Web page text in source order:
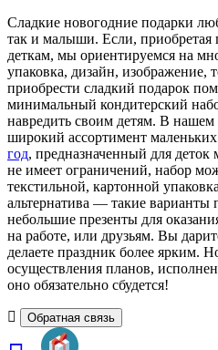
Сладкие новогодние подарки
так и малыши. Если, приобретая
деткам, мы ориентируемся на
упаковка, дизайн, изображение,
приобрести сладкий подарок
минимальный кондитерский
навредить своим детям. В нашем
широкий ассортимент маленьких
год, предназначенный для деток
не имеет ограничений, набор
текстильной, картонной
альтернатива — такие варианты
небольшие презенты для
на работе, или друзьям. Вы
делаете праздник более ярким.
осуществления планов,
оно обязательно сбудется!
Обратная связь